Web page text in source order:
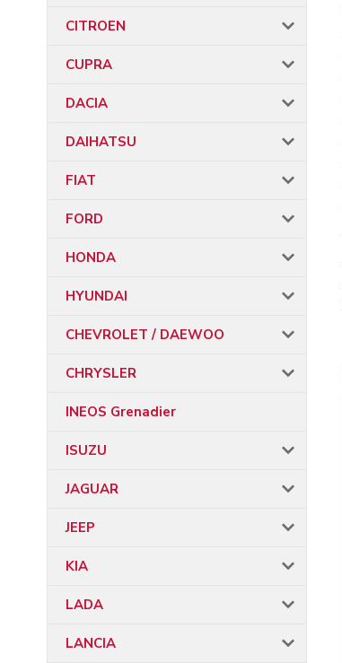
CITROEN
CUPRA
DACIA
DAIHATSU
FIAT
FORD
HONDA
HYUNDAI
CHEVROLET / DAEWOO
CHRYSLER
INEOS Grenadier
ISUZU
JAGUAR
JEEP
KIA
LADA
LANCIA